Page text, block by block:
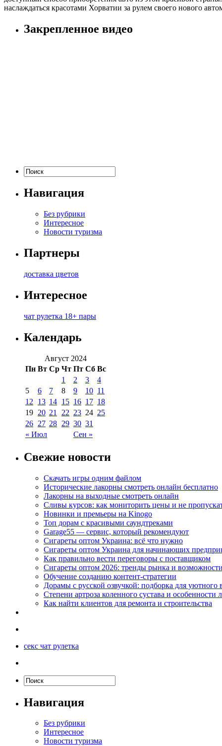
наслаждаться красотами Хорватии за рулем своего нового
Закрепленное видео
Навигация
Без рубрики
Интересное
Новости туризма
Партнеры
доставка цветов
Интересное
чат рулетка 18+ пары
Календарь
Август 2024
Пн Вт Ср Чт Пт Сб Вс
« Июл Сен »
1 2 3
4
5
6 7 8 9 10 11
12
13 14 15 16 17 18
19 20 21 22 23 24 25
26 27 28 29 30 31
Свежие новости
Скачать игры одним файлом
Исторические лакорны смотреть онлайн бесплатно
Лакорны на выходные смотреть онлайн
Сливы курсов: как мониторить цены и не
Новинки и премьеры на Kinogo
Топ дорам с красивыми саундтреками
Garage55 — сервис, который рекомендуют
Сигареты оптом Украина: всё что нужно
Сигареты оптом Украина для начинающих
Как правильно вести переговоры с поставщиком
Сигареты оптом 2026: тренды рынка и возможности
Обучение созданию контент-стратегии
Дорамы с русской озвучкой: подборка для уютного
Степени артроза коленного сустава и особенности
Как найти клиентов для ремонта и строительства
секс чат рулетка
Навигация
Без рубрики
Интересное
Новости туризма